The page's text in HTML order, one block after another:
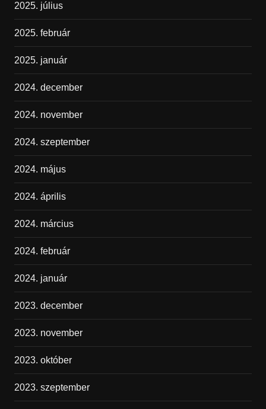
2025. július
2025. február
2025. január
2024. december
2024. november
2024. szeptember
2024. május
2024. április
2024. március
2024. február
2024. január
2023. december
2023. november
2023. október
2023. szeptember